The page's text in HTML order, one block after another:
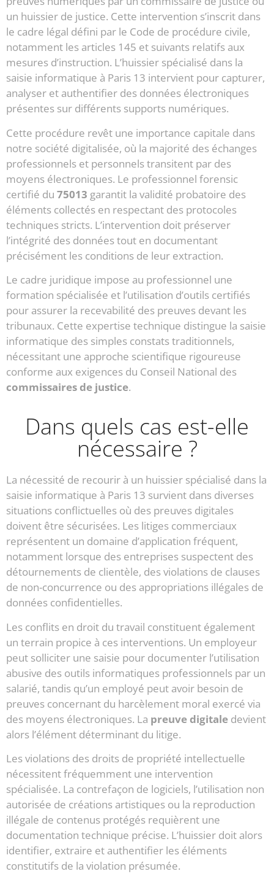
un huissier de justice. Cette intervention s’inscrit dans
le cadre légal défini par le Code de procédure civile,
notamment les articles 145 et suivants relatifs aux
mesures d’instruction. L’huissier spécialisé dans la
saisie informatique à Paris 13 intervient pour capturer,
analyser et authentifier des données électroniques
présentes sur différents supports numériques.
Cette procédure revêt une importance capitale dans
notre société digitalisée, où la majorité des échanges
professionnels et personnels transitent par des
moyens électroniques. Le professionnel forensic
certifié du 75013 garantit la validité probatoire des
éléments collectés en respectant des protocoles
techniques stricts. L’intervention doit préserver
l’intégrité des données tout en documentant
précisément les conditions de leur extraction.
Le cadre juridique impose au professionnel une
formation spécialisée et l’utilisation d’outils certifiés
pour assurer la recevabilité des preuves devant les
tribunaux. Cette expertise technique distingue la saisie
informatique des simples constats traditionnels,
nécessitant une approche scientifique rigoureuse
conforme aux exigences du Conseil National des
commissaires de justice.
Dans quels cas est-elle
nécessaire ?
La nécessité de recourir à un huissier spécialisé dans la
saisie informatique à Paris 13 survient dans diverses
situations conflictuelles où des preuves digitales
doivent être sécurisées. Les litiges commerciaux
représentent un domaine d’application fréquent,
notamment lorsque des entreprises suspectent des
détournements de clientèle, des violations de clauses
de non-concurrence ou des appropriations illégales de
données confidentielles.
Les conflits en droit du travail constituent également
un terrain propice à ces interventions. Un employeur
peut solliciter une saisie pour documenter l’utilisation
abusive des outils informatiques professionnels par un
salarié, tandis qu’un employé peut avoir besoin de
preuves concernant du harcèlement moral exercé via
des moyens électroniques. La preuve digitale devient
alors l’élément déterminant du litige.
Les violations des droits de propriété intellectuelle
nécessitent fréquemment une intervention
spécialisée. La contrefaçon de logiciels, l’utilisation non
autorisée de créations artistiques ou la reproduction
illégale de contenus protégés requièrent une
documentation technique précise. L’huissier doit alors
identifier, extraire et authentifier les éléments
constitutifs de la violation présumée.